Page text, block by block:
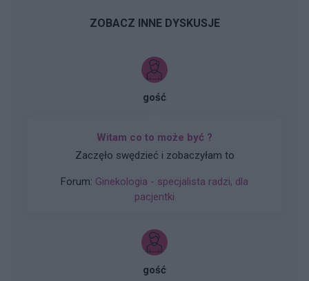
ZOBACZ INNE DYSKUSJE
gość
Witam co to może być ?
Zaczęło swędzieć i zobaczyłam to
Forum: Ginekologia - specjalista radzi, dla
pacjentki
gość